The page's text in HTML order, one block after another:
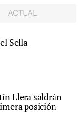
ACTUAL
Sella
Llera saldrán
posición